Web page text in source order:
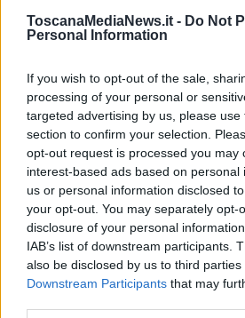
ToscanaMediaNews.it - Do Not
Personal Information
If you wish to opt-out of the sale,
processing of your personal or
targeted advertising by us, please
section to confirm your selection.
opt-out request is processed you may
interest-based ads based on personal
us or personal information disclosed
your opt-out. You may separately opt-
disclosure of your personal
IAB’s list of downstream participants.
also be disclosed by us to third parties
Downstream Participants that may
Sul posto i vigili del fuoco. Code in
tratto tra Incisa-Reggello e Valdarno.
REGGELLO —Camion a fuoco e traffico
sull'A1, dove si sono formate code
L'allarme è scattato intorno alle 18,
posto sono intervenuti i vigili del fuoco
Valdarno con il supporto un’autobotte.